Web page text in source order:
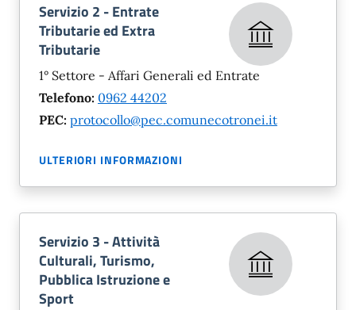
Servizio 2 - Entrate
Tributarie ed Extra
Tributarie
1° Settore - Affari Generali ed Entrate
Telefono: 0962 44202
PEC: protocollo@pec.comunecotronei.it
ULTERIORI INFORMAZIONI
Servizio 3 - Attività
Culturali, Turismo,
Pubblica Istruzione e
Sport